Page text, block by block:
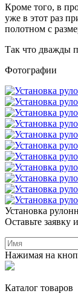
Кроме того, в
уже в этот раз
полотном с
Так что дважды
Фотографии
Установка
Оставьте
Нажимая на
Каталог товаров